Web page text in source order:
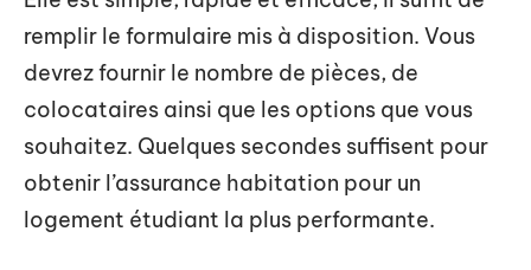
remplir le formulaire mis à disposition. Vous
devrez fournir le nombre de pièces, de
colocataires ainsi que les options que vous
souhaitez. Quelques secondes suffisent pour
obtenir l’assurance habitation pour un
logement étudiant la plus performante.